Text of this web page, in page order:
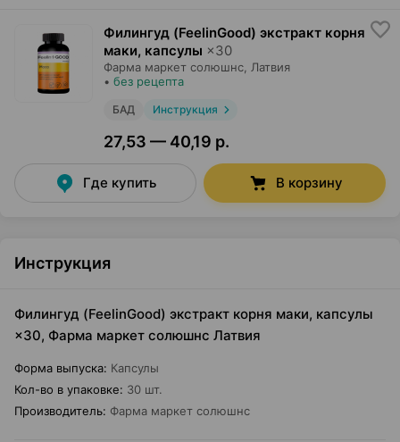
Филингуд (FeelinGood) экстракт корня
маки, капсулы ×30
Фарма маркет солюшнс , Латвия
• без рецепта
БАД Инструкция
27,53 — 40,19 р.
Где купить В корзину
Инструкция
Филингуд (FeelinGood) экстракт корня маки, капсулы
×30, Фарма маркет солюшнс Латвия
Форма выпуска: Капсулы
Кол-во в упаковке: 30 шт.
Производитель: Фарма маркет солюшнс